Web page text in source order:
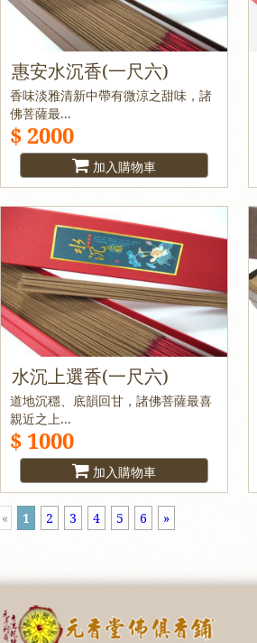
惠安水沉香(一尺六)
香味淡雅清新中帶有微涼之甜味，諸
佛菩薩最...
$ 2000
加入購物車
水沉上選香(一尺六)
道地沉穩、底韻回甘，諸佛菩薩最喜
親近之上...
$ 1000
加入購物車
« 1 2 3 4 5 6 »